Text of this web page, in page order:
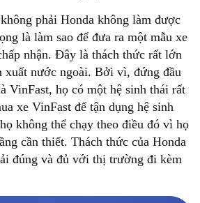
phải Honda không làm được
là làm sao để đưa ra một mẫu xe
nhận. Đây là thách thức rất lớn
xuất nước ngoài. Bởi vì, đứng đầu
VinFast, họ có một hệ sinh thái rất
xe VinFast để tận dụng hệ sinh
không thể chạy theo điều đó vì họ
cần thiết. Thách thức của Honda
đúng và đủ với thị trường đi kèm